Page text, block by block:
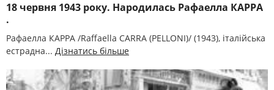
18 червня 1943 року. Народилась Рафаелла КАРРА
.
Рафаелла КАРРА /Raffaella CARRA (PELLONІ)/ (1943), італійська
естрадна... Дізнатись більше